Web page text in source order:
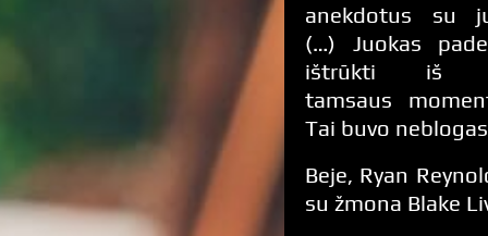
anekdotus su
(…) Juokas
ištrūkti iš
tamsaus
Tai buvo
Beje, Ryan
su žmona Blake